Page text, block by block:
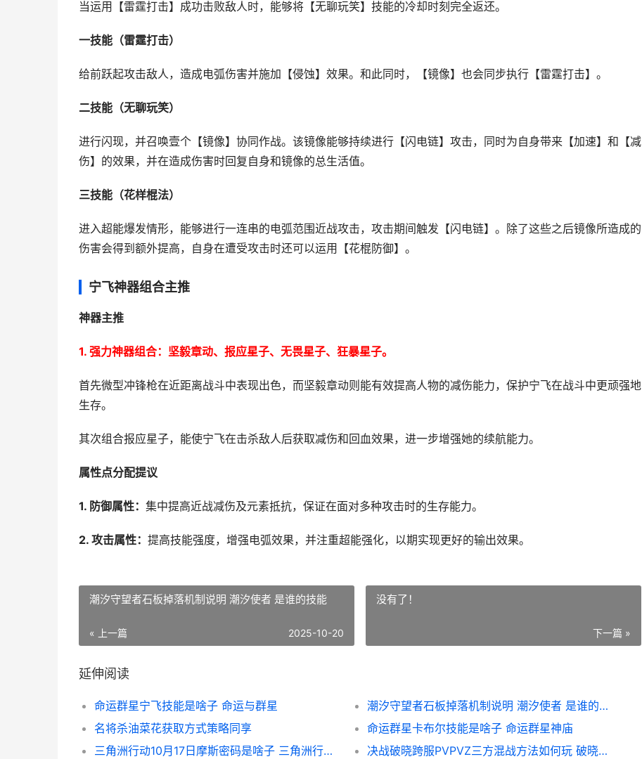
当运用【雷霆打击】成功击败敌人时，能够将【无聊玩笑】技能的冷却时刻完全返还。
一技能（雷霆打击）
给前跃起攻击敌人，造成电弧伤害并施加【侵蚀】效果。和此同时，【镜像】也会同步执行【雷霆打击】。
二技能（无聊玩笑）
进行闪现，并召唤壹个【镜像】协同作战。该镜像能够持续进行【闪电链】攻击，同时为自身带来【加速】和【减
伤】的效果，并在造成伤害时回复自身和镜像的总生活值。
三技能（花样棍法）
进入超能爆发情形，能够进行一连串的电弧范围近战攻击，攻击期间触发【闪电链】。除了这些之后镜像所造成的
伤害会得到额外提高，自身在遭受攻击时还可以运用【花棍防御】。
宁飞神器组合主推
神器主推
1. 强力神器组合：坚毅章动、报应星子、无畏星子、狂暴星子。
首先微型冲锋枪在近距离战斗中表现出色，而坚毅章动则能有效提高人物的减伤能力，保护宁飞在战斗中更顽强地
生存。
其次组合报应星子，能使宁飞在击杀敌人后获取减伤和回血效果，进一步增强她的续航能力。
属性点分配提议
1. 防御属性： 集中提高近战减伤及元素抵抗，保证在面对多种攻击时的生存能力。
2. 攻击属性： 提高技能强度，增强电弧效果，并注重超能强化，以期实现更好的输出效果。
潮汐守望者石板掉落机制说明 潮汐使者 是谁的技能
« 上一篇 2025-10-20
没有了！
下一篇 »
延伸阅读
命运群星宁飞技能是啥子 命运与群星
潮汐守望者石板掉落机制说明 潮汐使者 是谁的技能
名将杀油菜花获取方式策略同享
命运群星卡布尔技能是啥子 命运群星神庙
三角洲行动10月17日摩斯密码是啥子 三角洲行动10月1日大礼包
决战破晓跨服PVPVZ三方混战方法如何玩 破晓之战暗夜决战